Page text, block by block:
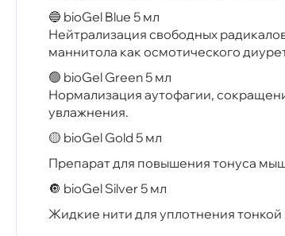
🔵 bioGel Blue 5 мл
Нейтрализация свободных
маннитола как осмотического
🟢 bioGel Green 5 мл
Нормализация аутофагии,
увлажнения.
🟡 bioGel Gold 5 мл
Препарат для повышения тонуса
🔘 bioGel Silver 5 мл
Жидкие нити для уплотнения